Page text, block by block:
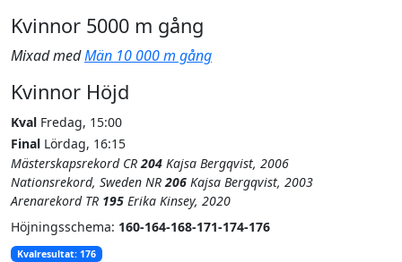
Kvinnor 5000 m gång
Mixad medMän 10 000 m gång
Kvinnor Höjd
Kval Fredag, 15:00
Final Lördag, 16:15
Mästerskapsrekord CR204 Kajsa Bergqvist, 2006
Nationsrekord, Sweden NR206 Kajsa Bergqvist, 2003
Arenarekord TR 195 Erika Kinsey, 2020
Höjnings­schema: 160-164-168-171-174-176
Kvalresultat: 176